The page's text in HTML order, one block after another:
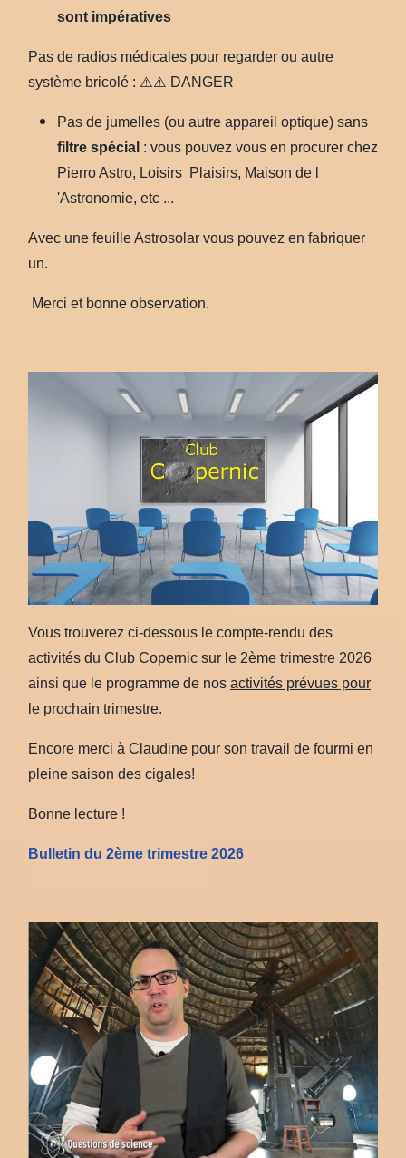
sont impératives
Pas de radios médicales pour regarder ou autre
système bricolé : ⚠️⚠️ DANGER
Pas de jumelles (ou autre appareil optique) sans
filtre spécial : vous pouvez vous en procurer chez
Pierro Astro, Loisirs Plaisirs, Maison de l
'Astronomie, etc ...
Avec une feuille Astrosolar vous pouvez en fabriquer
un.
Merci et bonne observation.
Vous trouverez ci-dessous le compte-rendu des
activités du Club Copernic sur le 2ème trimestre 2026
ainsi que le programme de nos activités prévues pour
le prochain trimestre.
Encore merci à Claudine pour son travail de fourmi en
pleine saison des cigales!
Bonne lecture !
Bulletin du 2ème trimestre 2026